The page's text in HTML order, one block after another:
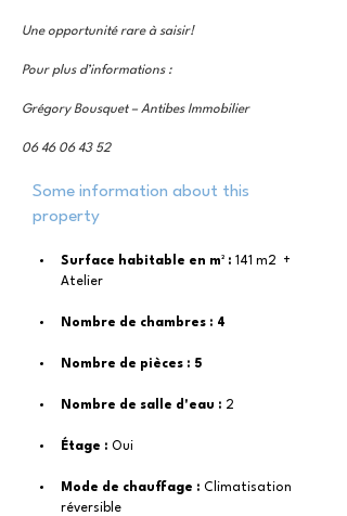
Une opportunité rare à saisir!
Pour plus d’informations :
Grégory Bousquet – Antibes Immobilier
06 46 06 43 52
Some information about this
property
Surface habitable en m² : 141 m2  +
Atelier
Nombre de chambres : 4
Nombre de pièces : 5
Nombre de salle d'eau : 2
Étage : Oui
Mode de chauffage : Climatisation
réversible